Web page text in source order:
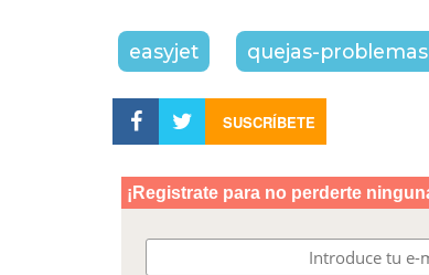
easyjet quejas-problemas
SUSCRÍBETE